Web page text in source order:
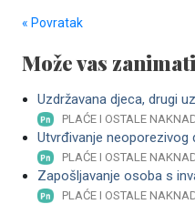
« Povratak
Može vas zanimati
Uzdržavana djeca, drugi
PLAĆE I OSTALE
Utvrđivanje
PLAĆE I OSTALE
Zapošljavanje osoba s
PLAĆE I OSTALE